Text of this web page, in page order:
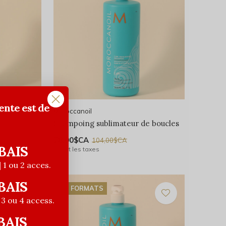
Moroccanoil
Shampoing sublimateur de boucles
78,00$CA 104,00$CA
Avant les taxes
4 FORMATS
est de
ou 2 acces.
ou 4 access.